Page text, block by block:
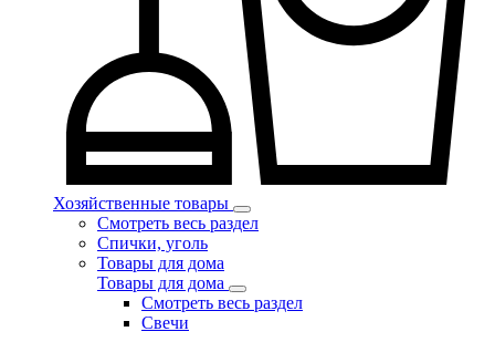
Хозяйственные товары
Смотреть весь раздел
Спички, уголь
Товары для дома
Товары для дома
Смотреть весь раздел
Свечи